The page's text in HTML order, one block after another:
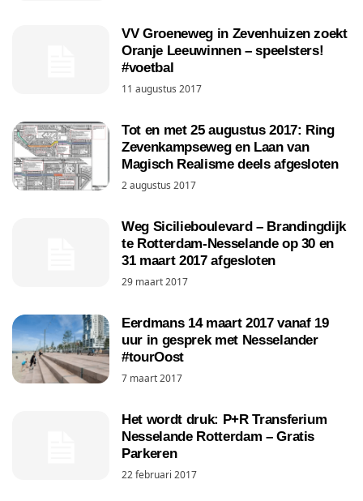
VV Groeneweg in Zevenhuizen zoekt
Oranje Leeuwinnen – speelsters!
#voetbal
11 augustus 2017
Tot en met 25 augustus 2017: Ring
Zevenkampseweg en Laan van
Magisch Realisme deels afgesloten
2 augustus 2017
Weg Sicilieboulevard – Brandingdijk
te Rotterdam-Nesselande op 30 en
31 maart 2017 afgesloten
29 maart 2017
Eerdmans 14 maart 2017 vanaf 19
uur in gesprek met Nesselander
#tourOost
7 maart 2017
Het wordt druk: P+R Transferium
Nesselande Rotterdam – Gratis
Parkeren
22 februari 2017